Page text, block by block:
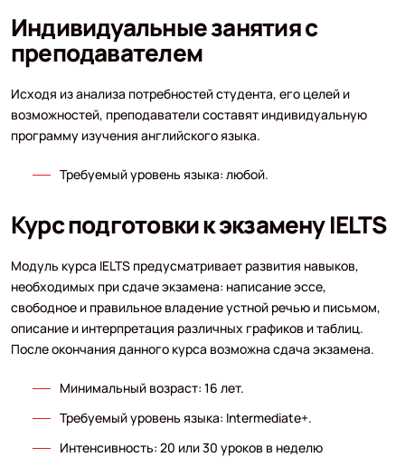
Индивидуальные занятия с
преподавателем
Исходя из анализа потребностей студента, его целей и
возможностей, преподаватели составят индивидуальную
программу изучения английского языка.
Требуемый уровень языка: любой.
Курс подготовки к экзамену IELTS
Модуль курса IELTS предусматривает развития навыков,
необходимых при сдаче экзамена: написание эссе,
свободное и правильное владение устной речью и письмом,
описание и интерпретация различных графиков и таблиц.
После окончания данного курса возможна сдача экзамена.
Минимальный возраст: 16 лет.
Требуемый уровень языка: Intermediate+.
Интенсивность: 20 или 30 уроков в неделю